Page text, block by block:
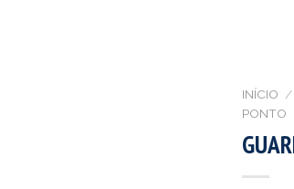
INÍCIO /
PONTO